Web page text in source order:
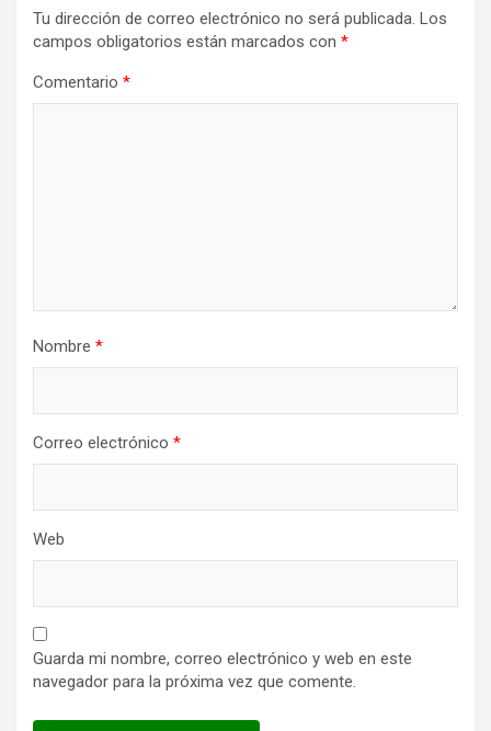
Tu dirección de correo electrónico no será publicada. Los
campos obligatorios están marcados con *
Comentario *
Nombre *
Correo electrónico *
Web
Guarda mi nombre, correo electrónico y web en este
navegador para la próxima vez que comente.